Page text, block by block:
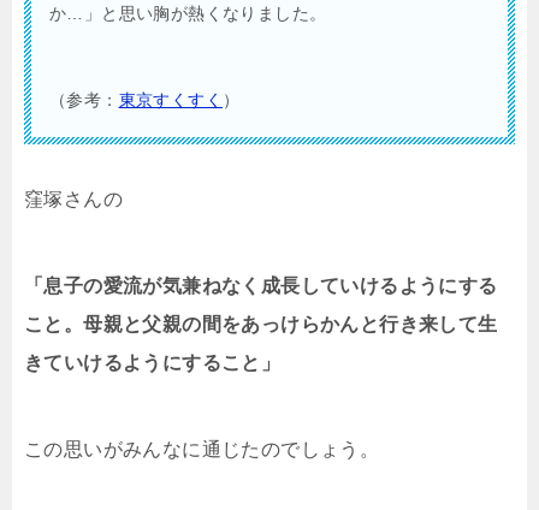
か…」と思い胸が熱くなりました。
（参考： 東京すくすく ）
窪塚さんの
「息子の愛流が気兼ねなく成長していけるようにする
こと。母親と父親の間をあっけらかんと行き来して生
きていけるようにすること」
この思いがみんなに通じたのでしょう。